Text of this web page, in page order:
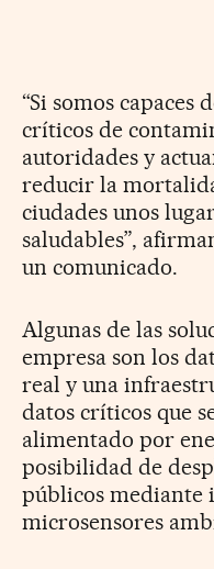
“Si somos capaces
críticos de
autoridades y
reducir la
ciudades unos
saludables”,
un comunicado.
Algunas de las
empresa son los
real y una
datos críticos que
alimentado por
posibilidad de
públicos mediante
microsensores